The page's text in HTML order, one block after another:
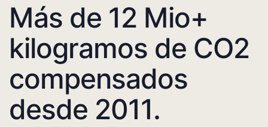
Más de 12 Mio+
kilogramos de CO2
compensados
desde 2011.